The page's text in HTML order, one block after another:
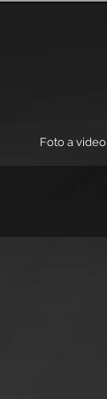
Foto a video